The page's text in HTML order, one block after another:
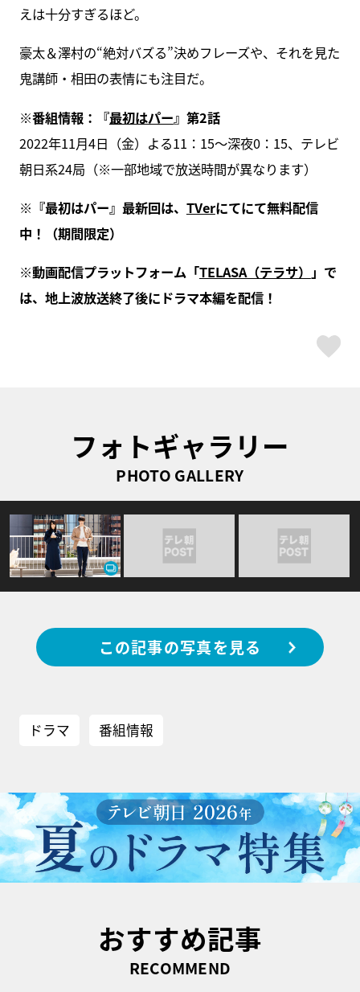
えは十分すぎるほど。
豪太＆澤村の“絶対バズる”決めフレーズや、それを見た
鬼講師・相田の表情にも注目だ。
※番組情報：『最初はパー』第2話
2022年11月4日（金）よる11：15～深夜0：15、テレビ
朝日系24局（※一部地域で放送時間が異なります）
※『最初はパー』最新回は、 TVerにてにて無料配信
中！（期間限定）
※動画配信プラットフォーム「TELASA（テラサ） 」で
は、地上波放送終了後にドラマ本編を配信！
フォトギャラリー
PHOTO GALLERY
この記事の写真を見る
ドラマ 番組情報
おすすめ記事
RECOMMEND